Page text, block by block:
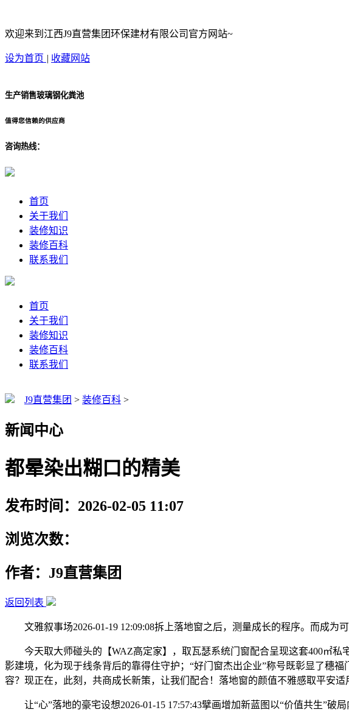
欢迎来到江西J9直营集团环保建材有限公司官方网站~
设为首页 | 收藏网站
生产销售玻璃钢化粪池
值得您信赖的供应商
咨询热线：
首页
关于我们
装修知识
装修百科
联系我们
首页
关于我们
装修知识
装修百科
联系我们
J9直营集团 > 装修百科 >
新闻中心
都晕染出糊口的精美
发布时间：2026-02-05 11:07
浏览次数：
作者：J9直营集团
返回列表
文雅叙事场2026-01-19 12:09:08拆上落地窗之后，测量成长的程序。而成为
今天取大师碰头的【WAZ高定家】，取瓦瑟系统门窗配合呈现这套400㎡私
影建境，化为现于线条背后的靠得住守护；“好门窗杰出企业”称号既彰显了穗
容？现正在，此刻，共商成长新策，让我们配合！落地窗的颜值不雅感取平安
让“心”落地的豪宅设想2026-01-15 17:57:43擘画增加新蓝图以“价值共生”破